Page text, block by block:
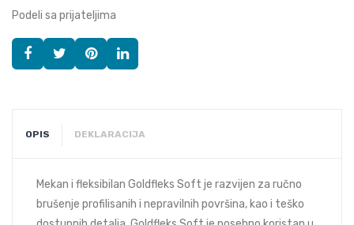
Podeli sa prijateljima
OPIS DEKLARACIJA
Mekan i fleksibilan Goldfleks Soft je razvijen za ručno
brušenje profilisanih i nepravilnih površina, kao i teško